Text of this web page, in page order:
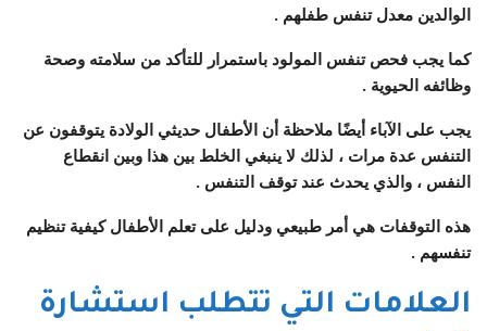
الوالدين معدل تنفس طفلهم .
كما يجب فحص تنفس المولود باستمرار للتأكد من سلامته وصحة
وظائفه الحيوية .
يجب على الآباء أيضًا ملاحظة أن الأطفال حديثي الولادة يتوقفون عن
التنفس عدة مرات ، لذلك لا ينبغي الخلط بين هذا وبين انقطاع
النفس ، والذي يحدث عند توقف التنفس .
هذه التوقفات هي أمر طبيعي ودليل على تعلم الأطفال كيفية تنظيم
تنفسهم .
العلامات التي تتطلب استشارة